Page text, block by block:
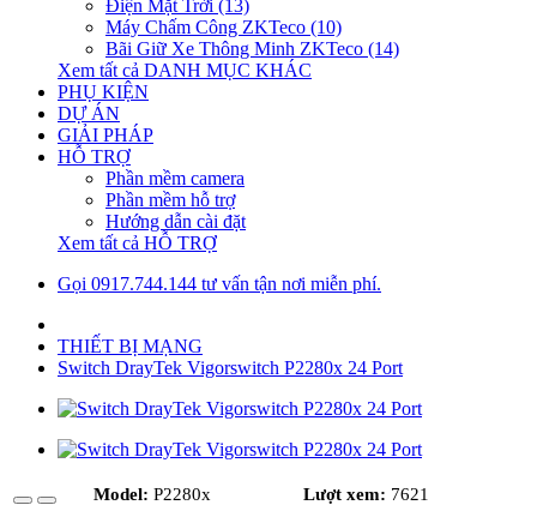
Điện Mặt Trời (13)
Máy Chấm Công ZKTeco (10)
Bãi Giữ Xe Thông Minh ZKTeco (14)
Xem tất cả DANH MỤC KHÁC
PHỤ KIỆN
DỰ ÁN
GIẢI PHÁP
HỖ TRỢ
Phần mềm camera
Phần mềm hỗ trợ
Hướng dẫn cài đặt
Xem tất cả HỖ TRỢ
Gọi 0917.744.144 tư vấn tận nơi miễn phí.
THIẾT BỊ MẠNG
Switch DrayTek Vigorswitch P2280x 24 Port
Model: P2280x Lượt xem: 7621